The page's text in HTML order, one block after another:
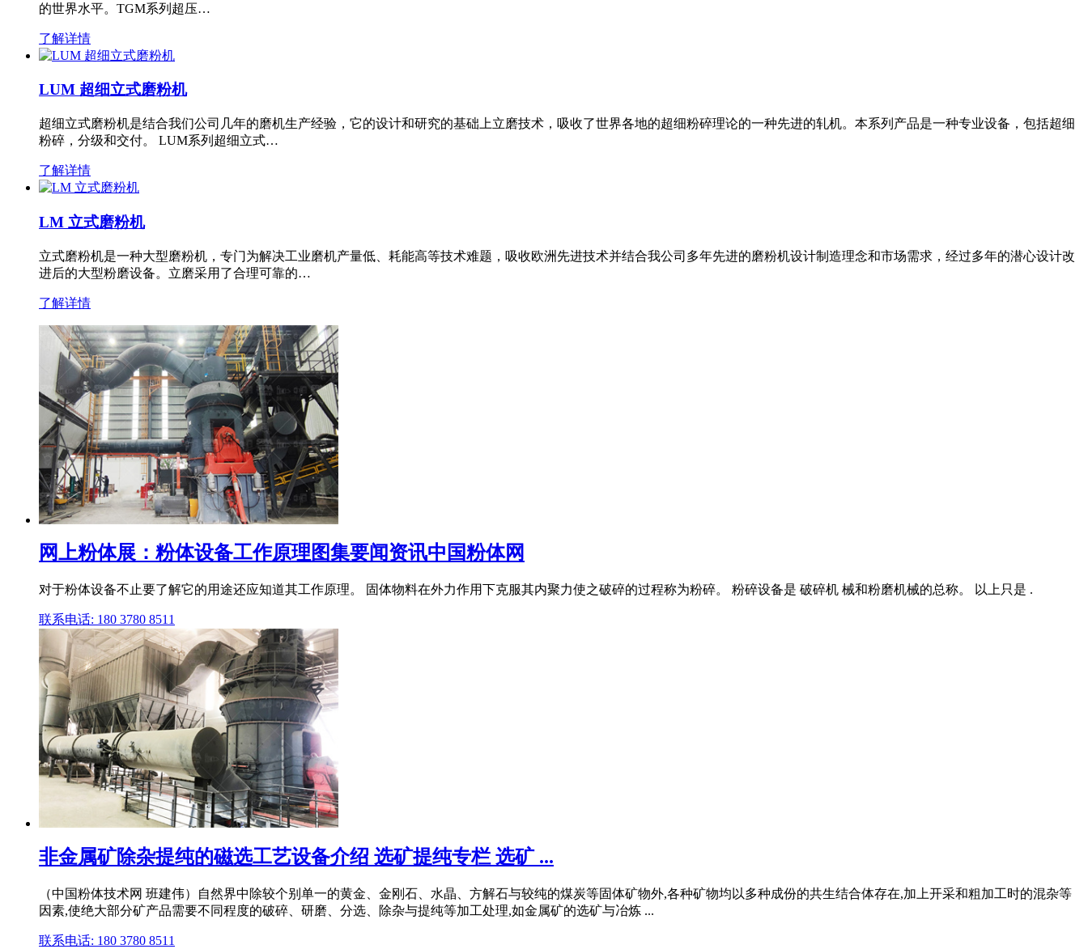
的世界水平。TGM系列超压…
了解详情
LUM 超细立式磨粉机
超细立式磨粉机是结合我们公司几年的磨机生产经验，它的设计和研究的基础上立磨技术，吸收了世界各地的超细粉碎理论的一种先进的轧机。本系列产品是一种专业设备，包括超细
粉碎，分级和交付。 LUM系列超细立式…
了解详情
LM 立式磨粉机
立式磨粉机是一种大型磨粉机，专门为解决工业磨机产量低、耗能高等技术难题，吸收欧洲先进技术并结合我公司多年先进的磨粉机设计制造理念和市场需求，经过多年的潜心设计改
进后的大型粉磨设备。立磨采用了合理可靠的…
了解详情
网上粉体展：粉体设备工作原理图集要闻资讯中国粉体网
对于粉体设备不止要了解它的用途还应知道其工作原理。 固体物料在外力作用下克服其内聚力使之破碎的过程称为粉碎。 粉碎设备是 破碎机 械和粉磨机械的总称。 以上只是 .
联系电话: 180 3780 8511
非金属矿除杂提纯的磁选工艺设备介绍 选矿提纯专栏 选矿 ...
（中国粉体技术网 班建伟）自然界中除较个别单一的黄金、金刚石、水晶、方解石与较纯的煤炭等固体矿物外,各种矿物均以多种成份的共生结合体存在,加上开采和粗加工时的混杂等
因素,使绝大部分矿产品需要不同程度的破碎、研磨、分选、除杂与提纯等加工处理,如金属矿的选矿与冶炼 ...
联系电话: 180 3780 8511